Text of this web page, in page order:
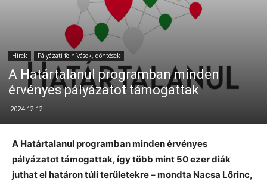
Hírek Pályázati felhívások, döntések
A Határtalanul programban minden
érvényes pályázatot támogattak
2024.12.12.
A Határtalanul programban minden érvényes
pályázatot támogattak, így több mint 50 ezer diák
juthat el határon túli területekre – mondta Nacsa Lőrinc,